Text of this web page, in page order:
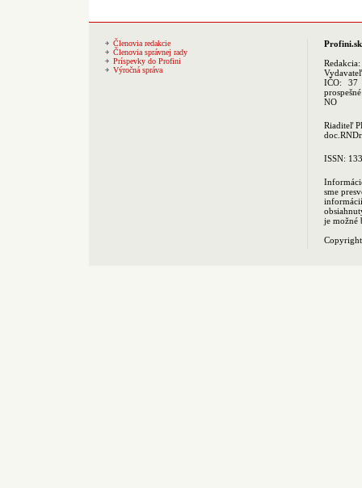
Členovia redakcie
Členovia správnej rady
Príspevky do Profini
Výročná správa
Profini.sk
Redakcia:
IČO: 37
NO
Riaditeľ
ISSN:
sme
je možné